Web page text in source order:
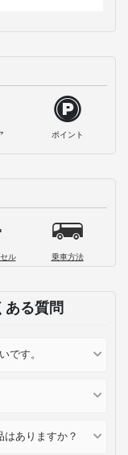
ポイント
ル 乗車方法
ある質問
です。
はありますか？